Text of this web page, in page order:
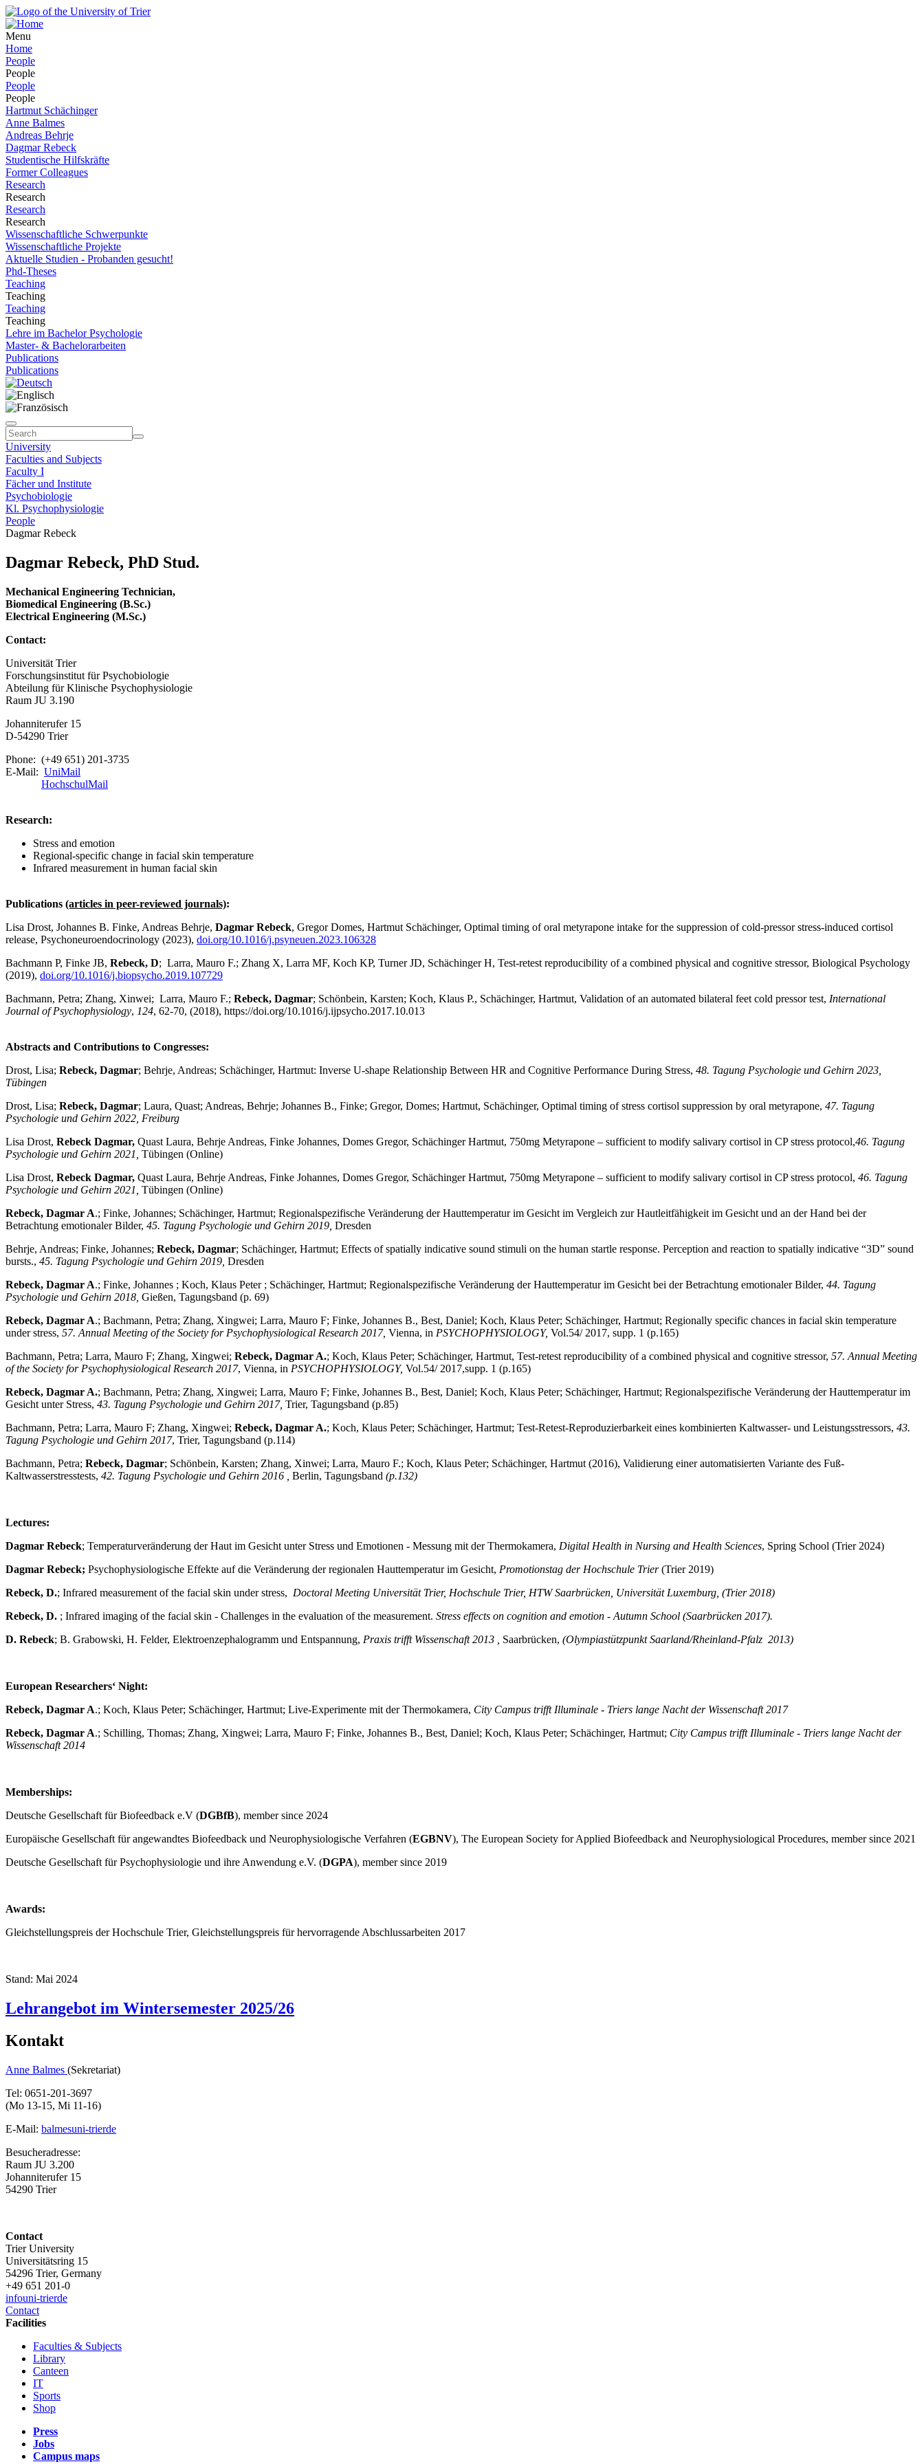
Menu
Home
People
People
People
People
Hartmut Schächinger
Anne Balmes
Andreas Behrje
Dagmar Rebeck
Studentische Hilfskräfte
Former Colleagues
Research
Research
Research
Research
Wissenschaftliche Schwerpunkte
Wissenschaftliche Projekte
Aktuelle Studien - Probanden gesucht!
Phd-Theses
Teaching
Teaching
Teaching
Teaching
Lehre im Bachelor Psychologie
Master- & Bachelorarbeiten
Publications
Publications
University
Faculties and Subjects
Faculty I
Fächer und Institute
Psychobiologie
Kl. Psychophysiologie
People
Dagmar Rebeck
Dagmar Rebeck, PhD Stud.
Mechanical Engineering Technician,
Biomedical Engineering (B.Sc.)
Electrical Engineering (M.Sc.)
Contact:
Universität Trier
Forschungsinstitut für Psychobiologie
Abteilung für Klinische Psychophysiologie
Raum JU 3.190
Johanniterufer 15
D-54290 Trier
Phone: (+49 651) 201-3735
E-Mail: UniMail
HochschulMail
Research:
Stress and emotion
Regional-specific change in facial skin temperature
Infrared measurement in human facial skin
Publications (articles in peer-reviewed journals):
Lisa Drost, Johannes B. Finke, Andreas Behrje, Dagmar Rebeck, Gregor Domes, Hartmut Schächinger, Optimal timing of oral metyrapone intake for the suppression of cold-pressor stress-induced cortisol
release, Psychoneuroendocrinology (2023), doi.org/10.1016/j.psyneuen.2023.106328
Bachmann P, Finke JB, Rebeck, D; Larra, Mauro F.; Zhang X, Larra MF, Koch KP, Turner JD, Schächinger H, Test-retest reproducibility of a combined physical and cognitive stressor, Biological Psychology
(2019), doi.org/10.1016/j.biopsycho.2019.107729
Bachmann, Petra; Zhang, Xinwei; Larra, Mauro F.; Rebeck, Dagmar; Schönbein, Karsten; Koch, Klaus P., Schächinger, Hartmut, Validation of an automated bilateral feet cold pressor test, International
Journal of Psychophysiology, 124, 62-70, (2018), https://doi.org/10.1016/j.ijpsycho.2017.10.013
Abstracts and Contributions to Congresses:
Drost, Lisa; Rebeck, Dagmar; Behrje, Andreas; Schächinger, Hartmut: Inverse U-shape Relationship Between HR and Cognitive Performance During Stress, 48. Tagung Psychologie und Gehirn 2023,
Tübingen
Drost, Lisa; Rebeck, Dagmar; Laura, Quast; Andreas, Behrje; Johannes B., Finke; Gregor, Domes; Hartmut, Schächinger, Optimal timing of stress cortisol suppression by oral metyrapone, 47. Tagung
Psychologie und Gehirn 2022, Freiburg
Lisa Drost, Rebeck Dagmar, Quast Laura, Behrje Andreas, Finke Johannes, Domes Gregor, Schächinger Hartmut, 750mg Metyrapone – sufficient to modify salivary cortisol in CP stress protocol,46. Tagung
Psychologie und Gehirn 2021, Tübingen (Online)
Lisa Drost, Rebeck Dagmar, Quast Laura, Behrje Andreas, Finke Johannes, Domes Gregor, Schächinger Hartmut, 750mg Metyrapone – sufficient to modify salivary cortisol in CP stress protocol, 46. Tagung
Psychologie und Gehirn 2021, Tübingen (Online)
Rebeck, Dagmar A.; Finke, Johannes; Schächinger, Hartmut; Regionalspezifische Veränderung der Hauttemperatur im Gesicht im Vergleich zur Hautleitfähigkeit im Gesicht und an der Hand bei der
Betrachtung emotionaler Bilder, 45. Tagung Psychologie und Gehirn 2019, Dresden
Behrje, Andreas; Finke, Johannes; Rebeck, Dagmar; Schächinger, Hartmut; Effects of spatially indicative sound stimuli on the human startle response. Perception and reaction to spatially indicative “3D” sound
bursts., 45. Tagung Psychologie und Gehirn 2019, Dresden
Rebeck, Dagmar A.; Finke, Johannes ; Koch, Klaus Peter ; Schächinger, Hartmut; Regionalspezifische Veränderung der Hauttemperatur im Gesicht bei der Betrachtung emotionaler Bilder, 44. Tagung
Psychologie und Gehirn 2018, Gießen, Tagungsband (p. 69)
Rebeck, Dagmar A.; Bachmann, Petra; Zhang, Xingwei; Larra, Mauro F; Finke, Johannes B., Best, Daniel; Koch, Klaus Peter; Schächinger, Hartmut; Regionally specific chances in facial skin temperature
under stress, 57. Annual Meeting of the Society for Psychophysiological Research 2017, Vienna, in PSYCHOPHYSIOLOGY, Vol.54/ 2017, supp. 1 (p.165)
Bachmann, Petra; Larra, Mauro F; Zhang, Xingwei; Rebeck, Dagmar A.; Koch, Klaus Peter; Schächinger, Hartmut, Test-retest reproducibility of a combined physical and cognitive stressor, 57. Annual Meeting
of the Society for Psychophysiological Research 2017, Vienna, in PSYCHOPHYSIOLOGY, Vol.54/ 2017,supp. 1 (p.165)
Rebeck, Dagmar A.; Bachmann, Petra; Zhang, Xingwei; Larra, Mauro F; Finke, Johannes B., Best, Daniel; Koch, Klaus Peter; Schächinger, Hartmut; Regionalspezifische Veränderung der Hauttemperatur im
Gesicht unter Stress, 43. Tagung Psychologie und Gehirn 2017, Trier, Tagungsband (p.85)
Bachmann, Petra; Larra, Mauro F; Zhang, Xingwei; Rebeck, Dagmar A.; Koch, Klaus Peter; Schächinger, Hartmut; Test-Retest-Reproduzierbarkeit eines kombinierten Kaltwasser- und Leistungsstressors, 43.
Tagung Psychologie und Gehirn 2017, Trier, Tagungsband (p.114)
Bachmann, Petra; Rebeck, Dagmar; Schönbein, Karsten; Zhang, Xinwei; Larra, Mauro F.; Koch, Klaus Peter; Schächinger, Hartmut (2016), Validierung einer automatisierten Variante des Fuß-
Kaltwasserstresstests, 42. Tagung Psychologie und Gehirn 2016 Berlin, Tagungsband (p.132)
Lectures:
Dagmar Rebeck; Temperaturveränderung der Haut im Gesicht unter Stress und Emotionen - Messung mit der Thermokamera, Digital Health in Nursing and Health Sciences, Spring School (Trier 2024)
Dagmar Rebeck; Psychophysiologische Effekte auf die Veränderung der regionalen Hauttemperatur im Gesicht, Promotionstag der Hochschule Trier(Trier 2019)
Rebeck, D.; Infrared measurement of the facial skin under stress, Doctoral Meeting Universität Trier, Hochschule Trier, HTW Saarbrücken, Universität Luxemburg, (Trier 2018)
Rebeck, D. ; Infrared imaging of the facial skin - Challenges in the evaluation of the measurement. Stress effects on cognition and emotion - Autumn School (Saarbrücken 2017).
D. Rebeck; B. Grabowski, H. Felder, Elektroenzephalogramm und Entspannung, Praxis trifft Wissenschaft 2013 Saarbrücken, (Olympiastützpunkt Saarland/Rheinland-Pfalz 2013)
European Researchers‘ Night:
Rebeck, Dagmar A.; Koch, Klaus Peter; Schächinger, Hartmut; Live-Experimente mit der Thermokamera, City Campus trifft Illuminale - Triers lange Nacht der Wissenschaft 2017
Rebeck, Dagmar A.; Schilling, Thomas; Zhang, Xingwei; Larra, Mauro F; Finke, Johannes B., Best, Daniel; Koch, Klaus Peter; Schächinger, Hartmut; City Campus trifft Illuminale - Triers lange Nacht der
Wissenschaft 2014
Memberships:
Deutsche Gesellschaft für Biofeedback e.V (DGBfB), member since 2024
Europäische Gesellschaft für angewandtes Biofeedback und Neurophysiologische Verfahren (EGBNV), The European Society for Applied Biofeedback and Neurophysiological Procedures, member since 2021
Deutsche Gesellschaft für Psychophysiologie und ihre Anwendung e.V. (DGPA), member since 2019
Awards:
Gleichstellungspreis der Hochschule Trier, Gleichstellungspreis für hervorragende Abschlussarbeiten 2017
Stand: Mai 2024
Lehrangebot im Wintersemester 2025/26
Kontakt
Anne Balmes (Sekretariat)
Tel: 0651-201-3697
(Mo 13-15, Mi 11-16)
E-Mail: balmesuni-trierde
Besucheradresse:
Raum JU 3.200
Johanniterufer 15
54290 Trier
Contact
Trier University
Universitätsring 15
54296 Trier, Germany
+49 651 201-0
infouni-trierde
Contact
Facilities
Faculties & Subjects
Library
Canteen
IT
Sports
Shop
Press
Jobs
Campus maps